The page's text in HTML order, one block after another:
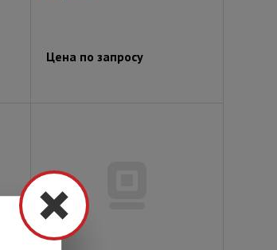
Цена по запросу